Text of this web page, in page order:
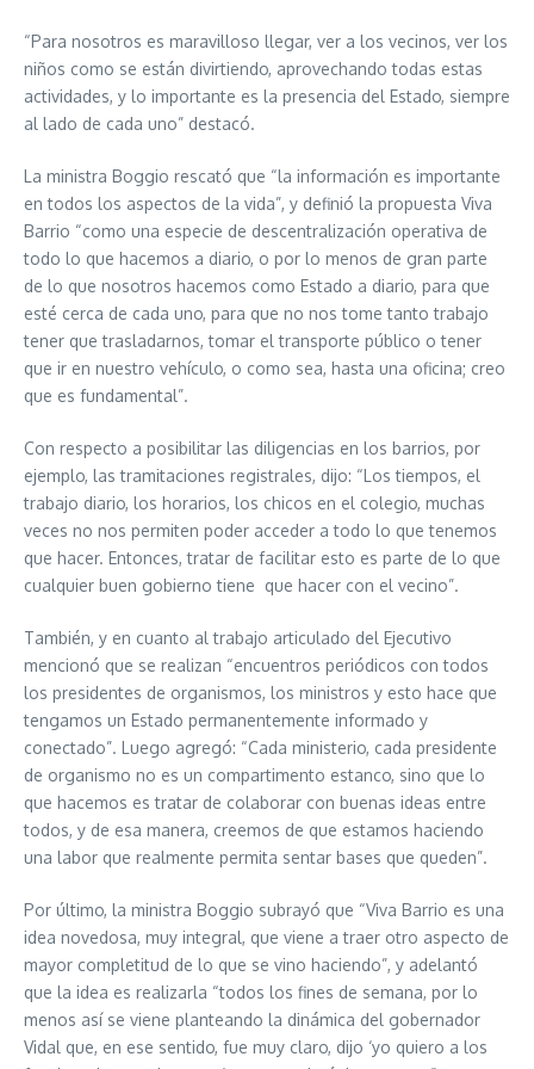
“Para nosotros es maravilloso llegar, ver a los vecinos, ver los
niños como se están divirtiendo, aprovechando todas estas
actividades, y lo importante es la presencia del Estado, siempre
al lado de cada uno” destacó.
La ministra Boggio rescató que “la información es importante
en todos los aspectos de la vida”, y definió la propuesta Viva
Barrio “como una especie de descentralización operativa de
todo lo que hacemos a diario, o por lo menos de gran parte
de lo que nosotros hacemos como Estado a diario, para que
esté cerca de cada uno, para que no nos tome tanto trabajo
tener que trasladarnos, tomar el transporte público o tener
que ir en nuestro vehículo, o como sea, hasta una oficina; creo
que es fundamental”.
Con respecto a posibilitar las diligencias en los barrios, por
ejemplo, las tramitaciones registrales, dijo: “Los tiempos, el
trabajo diario, los horarios, los chicos en el colegio, muchas
veces no nos permiten poder acceder a todo lo que tenemos
que hacer. Entonces, tratar de facilitar esto es parte de lo que
cualquier buen gobierno tiene que hacer con el vecino”.
También, y en cuanto al trabajo articulado del Ejecutivo
mencionó que se realizan “encuentros periódicos con todos
los presidentes de organismos, los ministros y esto hace que
tengamos un Estado permanentemente informado y
conectado”. Luego agregó: “Cada ministerio, cada presidente
de organismo no es un compartimento estanco, sino que lo
que hacemos es tratar de colaborar con buenas ideas entre
todos, y de esa manera, creemos de que estamos haciendo
una labor que realmente permita sentar bases que queden”.
Por último, la ministra Boggio subrayó que “Viva Barrio es una
idea novedosa, muy integral, que viene a traer otro aspecto de
mayor completitud de lo que se vino haciendo”, y adelantó
que la idea es realizarla “todos los fines de semana, por lo
menos así se viene planteando la dinámica del gobernador
Vidal que, en ese sentido, fue muy claro, dijo ‘yo quiero a los